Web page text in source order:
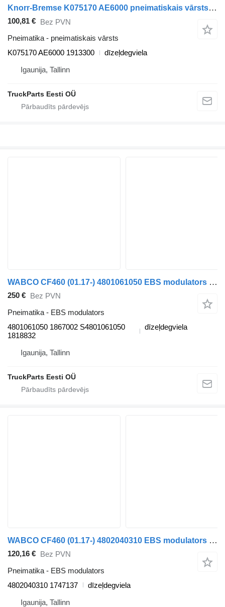
Knorr-Bremse K075170 AE6000 pneimatiskais vārsts paredzēts DAF CF450, CF460 (2017-) vilcēja
100,81 € Bez PVN
Pneimatika - pneimatiskais vārsts
K075170 AE6000 1913300
dīzeļdegviela
Igaunija, Tallinn
TruckParts Eesti OÜ
WABCO CF460 (01.17-) 4801061050 EBS modulators paredzēts DAF CF450, CF460 (2017-) vilcēja
250 € Bez PVN
Pneimatika - EBS modulators
4801061050 1867002 S4801061050
1818832
dīzeļdegviela
Igaunija, Tallinn
TruckParts Eesti OÜ
WABCO CF460 (01.17-) 4802040310 EBS modulators paredzēts DAF CF450, CF460 (2017-) vilcēja
120,16 € Bez PVN
Pneimatika - EBS modulators
4802040310 1747137
dīzeļdegviela
Igaunija, Tallinn